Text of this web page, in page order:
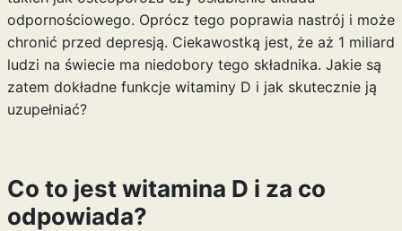
odpornościowego. Oprócz tego poprawia nastrój i może
chronić przed depresją. Ciekawostką jest, że aż 1 miliard
ludzi na świecie ma niedobory tego składnika. Jakie są
zatem dokładne funkcje witaminy D i jak skutecznie ją
uzupełniać?
Co to jest witamina D i za co
odpowiada?